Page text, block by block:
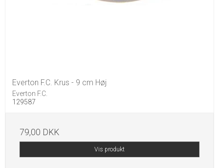
Everton F.C. Krus - 9 cm Høj
Everton F.C.
129587
79,00 DKK
Vis produkt